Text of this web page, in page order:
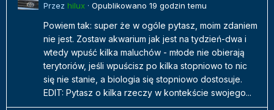
Przez hilux · Opublikowano 19 godzin temu
Powiem tak: super że w ogóle pytasz, moim zdaniem
nie jest. Zostaw akwarium jak jest na tydzień-dwa i
wtedy wpuść kilka maluchów - młode nie obierają
terytoriów, jeśli wpuścisz po kilka stopniowo to nic
się nie stanie, a biologia się stopniowo dostosuje.
EDIT: Pytasz o kilka rzeczy w kontekście swojego...